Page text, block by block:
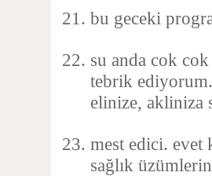
bu geceki
su anda cok
tebrik ediyorum.
elinize, akliniza
mest edici.
sağlık